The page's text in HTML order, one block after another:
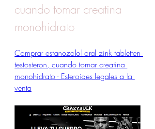
cuando tomar creatina
monohidrato
Comprar estanozolol oral zink tabletten
testosteron, cuando tomar creatina
monohidrato - Esteroides legales a la
venta